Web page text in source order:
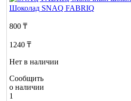
Шоколад SNAQ FABRIQ
800 ₸
1240 ₸
Нет в наличии
Сообщить
о наличии
1